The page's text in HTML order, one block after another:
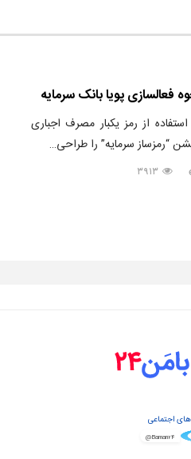
فعالسازی پویا بانک سرمایه
از رمز یکبار مصرف اجباری
“رمزساز سرمایه” را طراحی…
۳۹۱۳
اجتماعی
@Baman۲۴